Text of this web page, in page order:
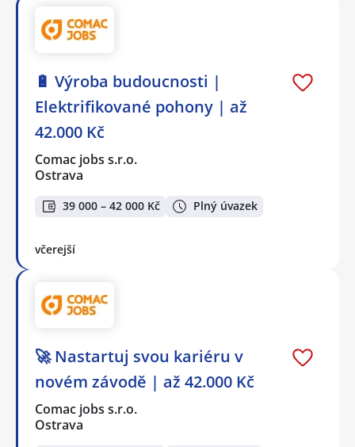
🔋 Výroba budoucnosti |
Elektrifikované pohony | až
42.000 Kč
Comac jobs s.r.o.
Ostrava
39 000 – 42 000 Kč Plný úvazek
včerejší
🚀 Nastartuj svou kariéru v
novém závodě | až 42.000 Kč
Comac jobs s.r.o.
Ostrava